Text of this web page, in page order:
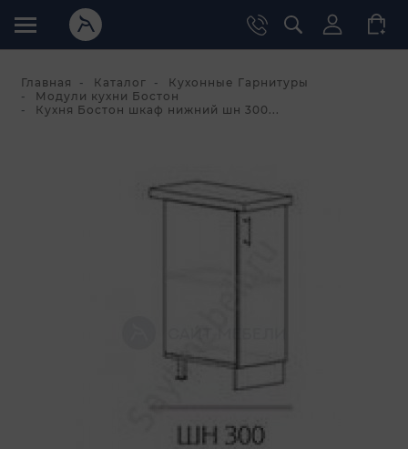
Главная Каталог
Кухонные Гарнитуры
Модули кухни Бостон
Кухня Бостон шкаф нижний шн 300...